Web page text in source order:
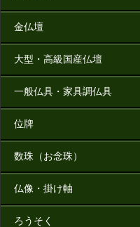
金仏壇
大型・高級国産仏壇
一般仏具・家具調仏具
位牌
数珠（お念珠）
仏像・掛け軸
ろうそく